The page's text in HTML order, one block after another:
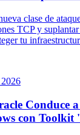
clase de
TCP y
tu
Conduce a
con Toolkit